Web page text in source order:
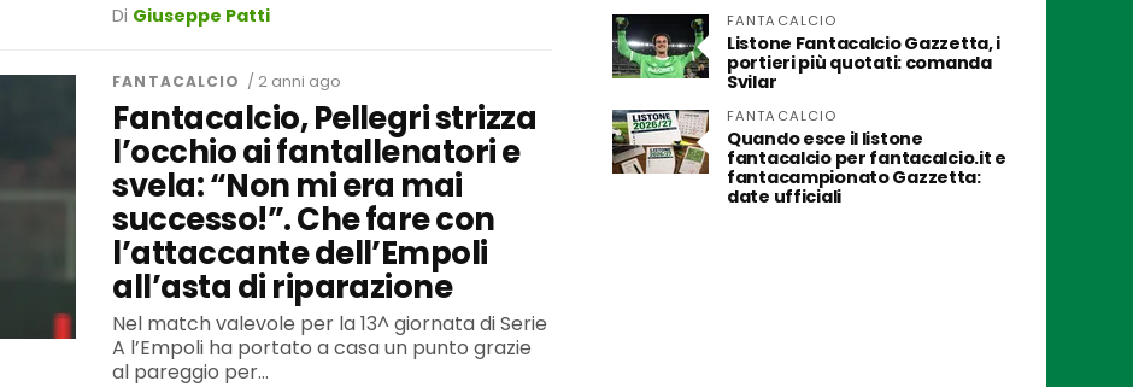
Di Giuseppe Patti
FANTACALCIO / 2 anni ago
Fantacalcio, Pellegri strizza
l’occhio ai fantallenatori e
svela: “Non mi era mai
successo!”. Che fare con
l’attaccante dell’Empoli
all’asta di riparazione
Nel match valevole per la 13^ giornata di Serie
A l’Empoli ha portato a casa un punto grazie
al pareggio per...
FANTACALCIO
Listone Fantacalcio Gazzetta, i
portieri più quotati: comanda
Svilar
FANTACALCIO
Quando esce il listone
fantacalcio per fantacalcio.it e
fantacampionato Gazzetta:
date ufficiali